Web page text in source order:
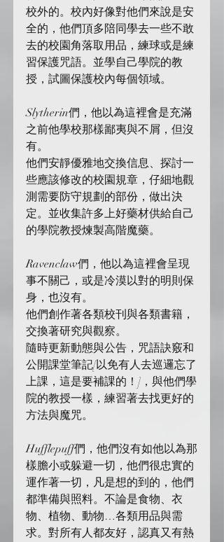
校外的。校內好像對他們來說是安
全的，他們頂多陪同學去一些不敢
去的校園角落取用品，練球或是練
習保護咒語。並學自己學院的教
授，試圖保護校內每個領域。
Slytherin們，他以為這裡會是充滿
之前他學校那樣鄙夷與不屑，但沒
有。
他們安靜優雅地交換信息、探討一
些應該修改的校園規章，仔細地觀
測需要防守規劃的部份，做出決
定。並收集許多上好藥材供給自己
的學院教授煉製高階魔藥。
Ravenclaw們，他以為這裡會呈現
事不關己，或是冷漠以對的明則保
身，也沒有。
他們創作著各類校刊與各類書籍，
交換著研究與觀察。
隨時更新動態與公告，咒語訣竅和
公開課堂筆記[以免有人去巡邏忘了
上課，這是要補課的！]，與他們學
院的教授一樣，練習著去找更好的
方法與魔咒。
Hufflepuff們，他們沒有如他以為那
樣膽小或躲避一切，他們很忠實的
運作著一切，凡是想的到的，他們
都準備與照料。不論是食物、衣
物、植物、動物…各類用品與需
求。對所有人都友好，認真又有熱